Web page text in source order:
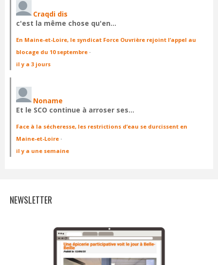
Craqdi dis
c'est la même chose qu'en…
En Maine-et-Loire, le syndicat Force Ouvrière rejoint l’appel au
blocage du 10 septembre ·
il y a 3 jours
Noname
Et le SCO continue à arroser ses…
Face à la sécheresse, les restrictions d’eau se durcissent en
Maine-et-Loire ·
il y a une semaine
NEWSLETTER